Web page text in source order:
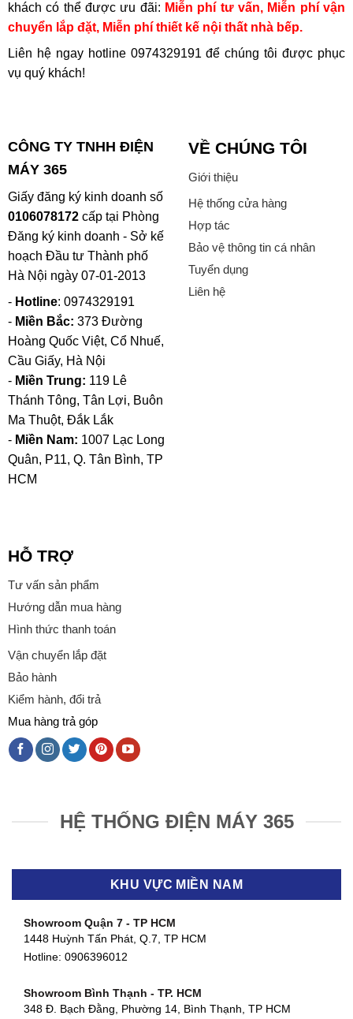
khách có thể được ưu đãi: Miễn phí tư vấn, Miễn phí vận
chuyển lắp đặt, Miễn phí thiết kế nội thất nhà bếp.
Liên hệ ngay hotline 0974329191để chúng tôi được phục
vụ quý khách!
CÔNG TY TNHH ĐIỆN
MÁY 365
Giấy đăng ký kinh doanh số
0106078172cấp tại Phòng
Đăng ký kinh doanh - Sở kế
hoạch Đầu tư Thành phố
Hà Nội ngày 07-01-2013
- Hotline: 0974329191
- Miền Bắc: 373 Đường
Hoàng Quốc Việt, Cổ Nhuế,
Cầu Giấy, Hà Nội
- Miền Trung: 119 Lê
Thánh Tông, Tân Lợi, Buôn
Ma Thuột, Đắk Lắk
- Miền Nam: 1007 Lạc Long
Quân, P11, Q. Tân Bình, TP
HCM
VỀ CHÚNG TÔI
Giới thiệu
Hệ thống cửa hàng
Hợp tác
Bảo vệ thông tin cá nhân
Tuyển dụng
Liên hệ
HỖ TRỢ
Tư vấn sản phẩm
Hướng dẫn mua hàng
Hình thức thanh toán
Vận chuyển lắp đặt
Bảo hành
Kiểm hành, đổi trả
Mua hàng trả góp
HỆ THỐNG ĐIỆN MÁY 365
KHU VỰC MIỀN NAM
Showroom Quận 7 - TP HCM
1448 Huỳnh Tấn Phát, Q.7, TP HCM
Hotline: 0906396012
Showroom Bình Thạnh - TP. HCM
348 Đ. Bạch Đằng, Phường 14, Bình Thạnh, TP HCM